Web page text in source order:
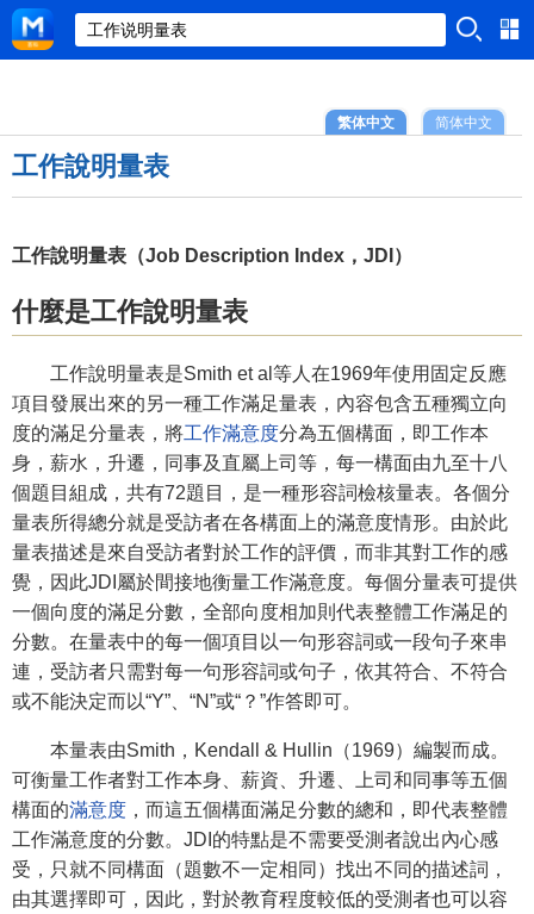
简体中文
繁体中文
工作說明量表
工作說明量表（Job Description Index，JDI）
什麼是工作說明量表
工作說明量表是Smith et al等人在1969年使用固定反應
項目發展出來的另一種工作滿足量表，內容包含五種獨立向
度的滿足分量表，將工作滿意度分為五個構面，即工作本
身，薪水，升遷，同事及直屬上司等，每一構面由九至十八
個題目組成，共有72題目，是一種形容詞檢核量表。各個分
量表所得總分就是受訪者在各構面上的滿意度情形。由於此
量表描述是來自受訪者對於工作的評價，而非其對工作的感
覺，因此JDI屬於間接地衡量工作滿意度。每個分量表可提供
一個向度的滿足分數，全部向度相加則代表整體工作滿足的
分數。在量表中的每一個項目以一句形容詞或一段句子來串
連，受訪者只需對每一句形容詞或句子，依其符合、不符合
或不能決定而以“Y”、“N”或“？”作答即可。
本量表由Smith，Kendall & Hullin（1969）編製而成。
可衡量工作者對工作本身、薪資、升遷、上司和同事等五個
構面的滿意度 ，而這五個構面滿足分數的總和，即代表整體
工作滿意度的分數。JDI的特點是不需要受測者說出內心感
受，只就不同構面（題數不一定相同）找出不同的描述詞，
由其選擇即可，因此，對於教育程度較低的受測者也可以容